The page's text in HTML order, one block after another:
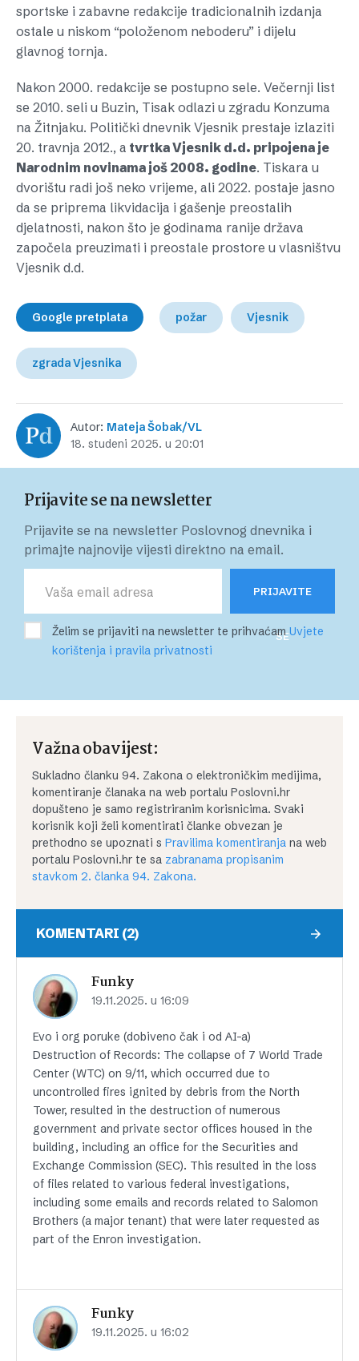
sportske i zabavne redakcije tradicionalnih izdanja
ostale u niskom “položenom neboderu” i dijelu
glavnog tornja.
Nakon 2000. redakcije se postupno sele. Večernji list
se 2010. seli u Buzin, Tisak odlazi u zgradu Konzuma
na Žitnjaku. Politički dnevnik Vjesnik prestaje izlaziti
20. travnja 2012., a tvrtka Vjesnik d.d. pripojena je
Narodnim novinama još 2008. godine. Tiskara u
dvorištu radi još neko vrijeme, ali 2022. postaje jasno
da se priprema likvidacija i gašenje preostalih
djelatnosti, nakon što je godinama ranije država
započela preuzimati i preostale prostore u vlasništvu
Vjesnik d.d.
Google pretplata požar Vjesnik
zgrada Vjesnika
Autor: Mateja Šobak/VL
18. studeni 2025. u 20:01
Prijavite se na newsletter
Prijavite se na newsletter Poslovnog dnevnika i
primajte najnovije vijesti direktno na email.
PRIJAVITE
SE
Želim se prijaviti na newsletter te prihvaćamUvjete
korištenja i pravila privatnosti
Važna obavijest:
Sukladno članku 94. Zakona o elektroničkim medijima,
komentiranje članaka na web portalu Poslovni.hr
dopušteno je samo registriranim korisnicima. Svaki
korisnik koji želi komentirati članke obvezan je
prethodno se upoznati s Pravilima komentiranja na web
portalu Poslovni.hr te sa zabranama propisanim
stavkom 2. članka 94. Zakona.
KOMENTARI (2)
Funky
19.11.2025. u 16:09
Evo i org poruke (dobiveno čak i od AI-a)
Destruction of Records: The collapse of 7 World Trade
Center (WTC) on 9/11, which occurred due to
uncontrolled fires ignited by debris from the North
Tower, resulted in the destruction of numerous
government and private sector offices housed in the
building, including an office for the Securities and
Exchange Commission (SEC). This resulted in the loss
of files related to various federal investigations,
including some emails and records related to Salomon
Brothers (a major tenant) that were later requested as
part of the Enron investigation.
Funky
19.11.2025. u 16:02